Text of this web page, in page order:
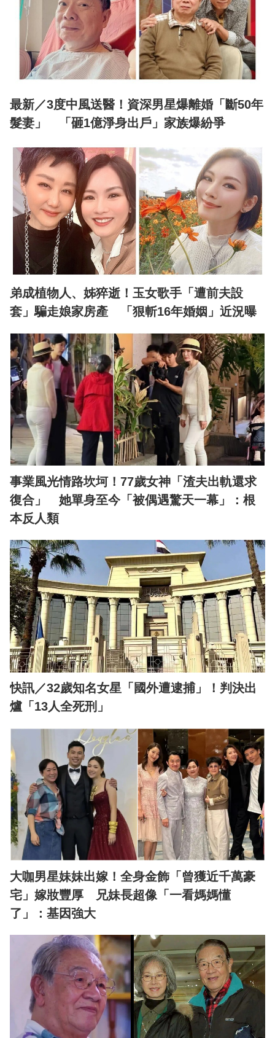
最新／3度中風送醫！資深男星爆離婚「斷50年
髮妻」 「砸1億淨身出戶」家族爆紛爭
弟成植物人、姊猝逝！玉女歌手「遭前夫設
套」騙走娘家房產 「狠斬16年婚姻」近況曝
事業風光情路坎坷！77歲女神「渣夫出軌還求
復合」 她單身至今「被偶遇驚天一幕」：根
本反人類
快訊／32歲知名女星「國外遭逮捕」！判決出
爐「13人全死刑」
大咖男星妹妹出嫁！全身金飾「曾獲近千萬豪
宅」嫁妝豐厚 兄妹長超像「一看媽媽懂
了」：基因強大